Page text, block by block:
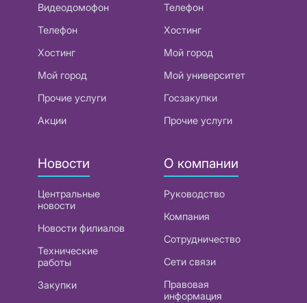
Видеодомофон
Телефон
Хостинг
Мой город
Прочие услуги
Акции
Телефон
Хостинг
Мой город
Мой университет
Госзакупки
Прочие услуги
Новости
Центральные
новости
Новости филиалов
Технические
работы
Закупки
О компании
Руководство
Компания
Сотрудничество
Сети связи
Правовая
информация